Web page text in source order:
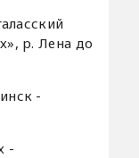
р. Лена до
-
-